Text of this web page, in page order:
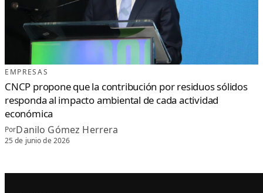
EMPRESAS
CNCP propone que la contribución por residuos sólidos
responda al impacto ambiental de cada actividad
económica
PorDanilo Gómez Herrera
25 de junio de 2026